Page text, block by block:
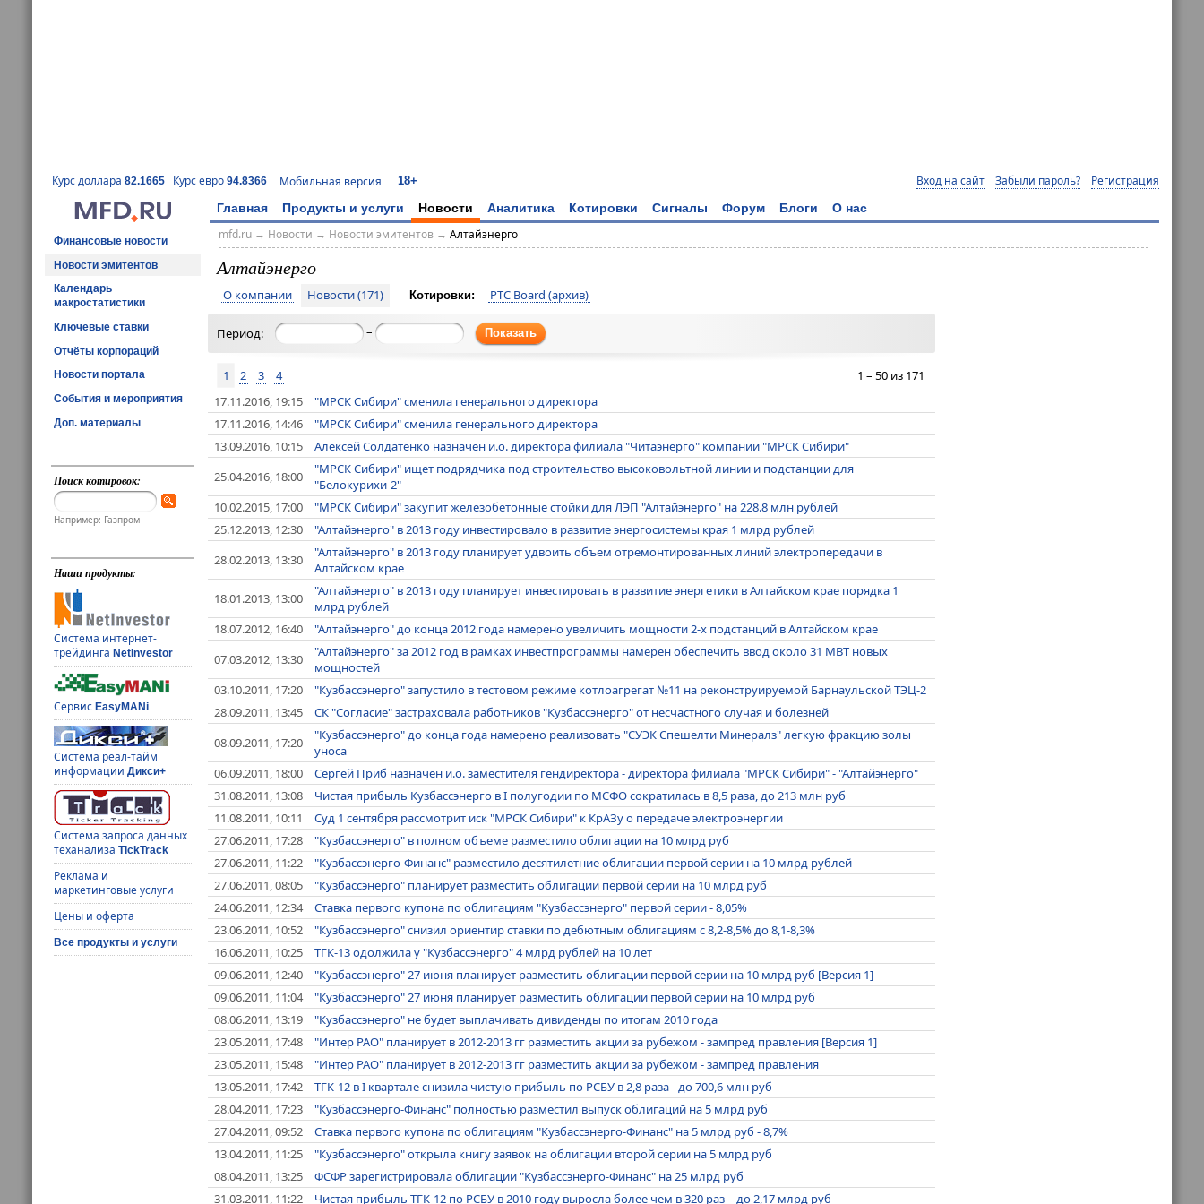
Курс доллара 82.1665 Курс евро 94.8366 Мобильная версия 18+ Вход на сайт Забыли пароль? Регистрация
Главная Продукты и услуги Новости Аналитика Котировки Сигналы Форум Блоги О нас
Финансовые новости
Новости эмитентов
Календарь
макростатистики
Ключевые ставки
Отчёты корпораций
Новости портала
События и мероприятия
Доп. материалы
Поиск котировок:
Например: Газпром
Наши продукты:
Система интернет-
трейдингаNetInvestor
СервисEasyMANi
Система реал-тайм
информацииДикси+
Система запроса данных
теханализаTickTrack
Реклама и
маркетинговые услуги
Цены и оферта
Все продукты и услуги
mfd.ru→ Новости → Новости эмитентов→ Алтайэнерго
Алтайэнерго
О компании Новости (171) Котировки: РТС Board (архив)
Период: – Показать
1 – 50 из 171
1 2 3
4
17.11.2016, 19:15
"МРСК Сибири" сменила генерального директора
17.11.2016, 14:46
"МРСК Сибири" сменила генерального директора
13.09.2016, 10:15
Алексей Солдатенко назначен и.о. директора филиала "Читаэнерго" компании "МРСК Сибири"
25.04.2016, 18:00
"МРСК Сибири" ищет подрядчика под строительство высоковольтной линии и подстанции для
"Белокурихи-2"
10.02.2015, 17:00
"МРСК Сибири" закупит железобетонные стойки для ЛЭП "Алтайэнерго" на 228.8 млн рублей
25.12.2013, 12:30
"Алтайэнерго" в 2013 году инвестировало в развитие энергосистемы края 1 млрд рублей
28.02.2013, 13:30
"Алтайэнерго" в 2013 году планирует удвоить объем отремонтированных линий электропередачи в
Алтайском крае
18.01.2013, 13:00
"Алтайэнерго" в 2013 году планирует инвестировать в развитие энергетики в Алтайском крае порядка 1
млрд рублей
18.07.2012, 16:40
"Алтайэнерго" до конца 2012 года намерено увеличить мощности 2-х подстанций в Алтайском крае
07.03.2012, 13:30
"Алтайэнерго" за 2012 год в рамках инвестпрограммы намерен обеспечить ввод около 31 МВТ новых
мощностей
03.10.2011, 17:20
"Кузбассэнерго" запустило в тестовом режиме котлоагрегат №11 на реконструируемой Барнаульской ТЭЦ-2
28.09.2011, 13:45
СК "Согласие" застраховала работников "Кузбассэнерго" от несчастного случая и болезней
08.09.2011, 17:20
"Кузбассэнерго" до конца года намерено реализовать "СУЭК Спешелти Минералз" легкую фракцию золы
уноса
06.09.2011, 18:00
Сергей Приб назначен и.о. заместителя гендиректора - директора филиала "МРСК Сибири" - "Алтайэнерго"
31.08.2011, 13:08
Чистая прибыль Кузбассэнерго в I полугодии по МСФО сократилась в 8,5 раза, до 213 млн руб
11.08.2011, 10:11
Суд 1 сентября рассмотрит иск "МРСК Сибири" к КрАЗу о передаче электроэнергии
27.06.2011, 17:28
"Кузбассэнерго" в полном объеме разместило облигации на 10 млрд руб
27.06.2011, 11:22
"Кузбассэнерго-Финанс" разместило десятилетние облигации первой серии на 10 млрд рублей
27.06.2011, 08:05
"Кузбассэнерго" планирует разместить облигации первой серии на 10 млрд руб
24.06.2011, 12:34
Ставка первого купона по облигациям "Кузбассэнерго" первой серии - 8,05%
23.06.2011, 10:52
"Кузбассэнерго" снизил ориентир ставки по дебютным облигациям с 8,2-8,5% до 8,1-8,3%
16.06.2011, 10:25
ТГК-13 одолжила у "Кузбассэнерго" 4 млрд рублей на 10 лет
09.06.2011, 12:40
"Кузбассэнерго" 27 июня планирует разместить облигации первой серии на 10 млрд руб [Версия 1]
09.06.2011, 11:04
"Кузбассэнерго" 27 июня планирует разместить облигации первой серии на 10 млрд руб
08.06.2011, 13:19
"Кузбассэнерго" не будет выплачивать дивиденды по итогам 2010 года
23.05.2011, 17:48
"Интер РАО" планирует в 2012-2013 гг разместить акции за рубежом - зампред правления [Версия 1]
23.05.2011, 15:48
"Интер РАО" планирует в 2012-2013 гг разместить акции за рубежом - зампред правления
13.05.2011, 17:42
ТГК-12 в I квартале снизила чистую прибыль по РСБУ в 2,8 раза - до 700,6 млн руб
28.04.2011, 17:23
"Кузбассэнерго-Финанс" полностью разместил выпуск облигаций на 5 млрд руб
27.04.2011, 09:52
Ставка первого купона по облигациям "Кузбассэнерго-Финанс" на 5 млрд руб - 8,7%
13.04.2011, 11:25
"Кузбассэнерго" открыла книгу заявок на облигации второй серии на 5 млрд руб
08.04.2011, 13:25
ФСФР зарегистрировала облигации "Кузбассэнерго-Финанс" на 25 млрд руб
31.03.2011, 11:22
Чистая прибыль ТГК-12 по РСБУ в 2010 году выросла более чем в 320 раз – до 2,17 млрд руб